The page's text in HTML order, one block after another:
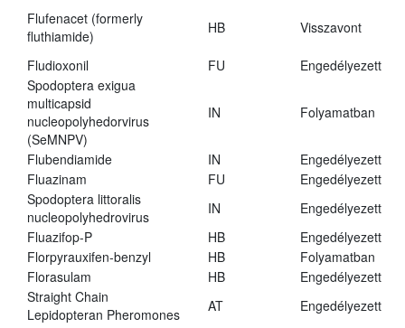
Flufenacet (formerly
fluthiamide)
HB Visszavont
Fludioxonil FU
Engedélyezett
Spodoptera exigua
multicapsid
nucleopolyhedorvirus
(SeMNPV)
IN Folyamatban
Flubendiamide IN
Engedélyezett
Fluazinam
FU
Engedélyezett
Spodoptera littoralis
nucleopolyhedrovirus
IN
Engedélyezett
Fluazifop-P
HB
Engedélyezett
Florpyrauxifen-benzyl
HB
Folyamatban
Florasulam
HB
Engedélyezett
Straight Chain
Lepidopteran Pheromones
AT
Engedélyezett